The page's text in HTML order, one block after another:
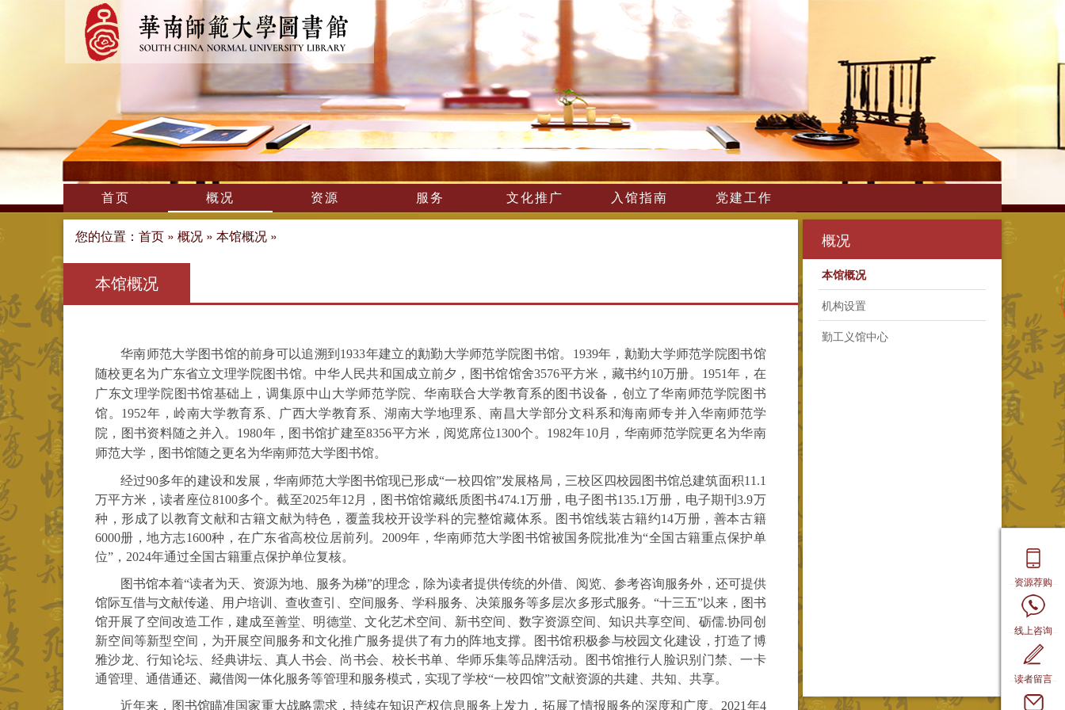
首页 概况 资源 服务 文化推广 入馆指南 党建工作
您的位置： 首页 » 概况 » 本馆概况 »
本馆概况
华南师范大学图书馆的前身可以追溯到1933年建立的勷勤大学师范学院图书馆。1939年，勷勤大学师范学院图书馆
随校更名为广东省立文理学院图书馆。中华人民共和国成立前夕，图书馆馆舍3576平方米，藏书约10万册。1951年，在
广东文理学院图书馆基础上，调集原中山大学师范学院、华南联合大学教育系的图书设备，创立了华南师范学院图书
馆。1952年，岭南大学教育系、广西大学教育系、湖南大学地理系、南昌大学部分文科系和海南师专并入华南师范学
院，图书资料随之并入。1980年，图书馆扩建至8356平方米，阅览席位1300个。1982年10月，华南师范学院更名为华南
师范大学，图书馆随之更名为华南师范大学图书馆。
经过90多年的建设和发展，华南师范大学图书馆现已形成“一校四馆”发展格局，三校区四校园图书馆总建筑面积11.1
万平方米，读者座位8100多个。截至2025年12月，图书馆馆藏纸质图书474.1万册，电子图书135.1万册，电子期刊3.9万
种，形成了以教育文献和古籍文献为特色，覆盖我校开设学科的完整馆藏体系。图书馆线装古籍约14万册，善本古籍
6000册，地方志1600种，在广东省高校位居前列。2009年，华南师范大学图书馆被国务院批准为“全国古籍重点保护单
位”，2024年通过全国古籍重点保护单位复核。
图书馆本着“读者为天、资源为地、服务为梯”的理念，除为读者提供传统的外借、阅览、参考咨询服务外，还可提供
馆际互借与文献传递、用户培训、查收查引、空间服务、学科服务、决策服务等多层次多形式服务。“十三五”以来，图书
馆开展了空间改造工作，建成至善堂、明德堂、文化艺术空间、新书空间、数字资源空间、知识共享空间、砺儒.协同创
新空间等新型空间，为开展空间服务和文化推广服务提供了有力的阵地支撑。图书馆积极参与校园文化建设，打造了博
雅沙龙、行知论坛、经典讲坛、真人书会、尚书会、校长书单、华师乐集等品牌活动。图书馆推行人脸识别门禁、一卡
通管理、通借通还、藏借阅一体化服务等管理和服务模式，实现了学校“一校四馆”文献资源的共建、共知、共享。
近年来，图书馆瞄准国家重大战略需求，持续在知识产权信息服务上发力，拓展了情报服务的深度和广度。2021年4
概况
本馆概况
机构设置
勤工义馆中心
资源荐购
线上咨询
读者留言